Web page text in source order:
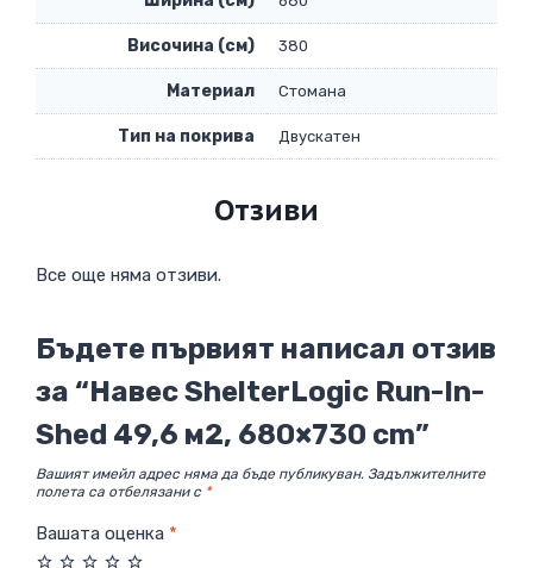
Височина (см) 380
Материал Стомана
Тип на покрива Двускатен
Отзиви
Все още няма отзиви.
Бъдете първият написал отзив
за “Навес ShelterLogic Run-In-
Shed 49,6 м2, 680×730 cm”
Вашият имейл адрес няма да бъде публикуван. Задължителните
полета са отбелязани с *
Вашата оценка *